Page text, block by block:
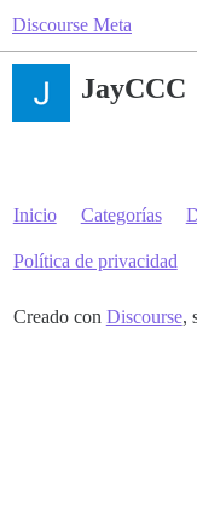
Discourse Meta
JayCCC
Inicio Categorías
Política de privacidad
Creado con Discourse,